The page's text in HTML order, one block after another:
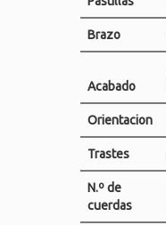
Brazo
Acabado
Orientacion
Trastes
N.º de
cuerdas